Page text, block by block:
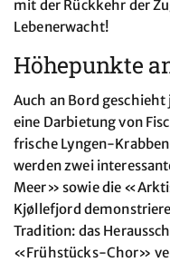
mit der Rückkehr der
Lebenerwacht!
Höhepunkte
Auch an Bord geschieht
eine Darbietung von
frische Lyngen-
werden zwei
Meer» sowie die
Kjøllefjord
Tradition: das
«Frühstücks-Chor»